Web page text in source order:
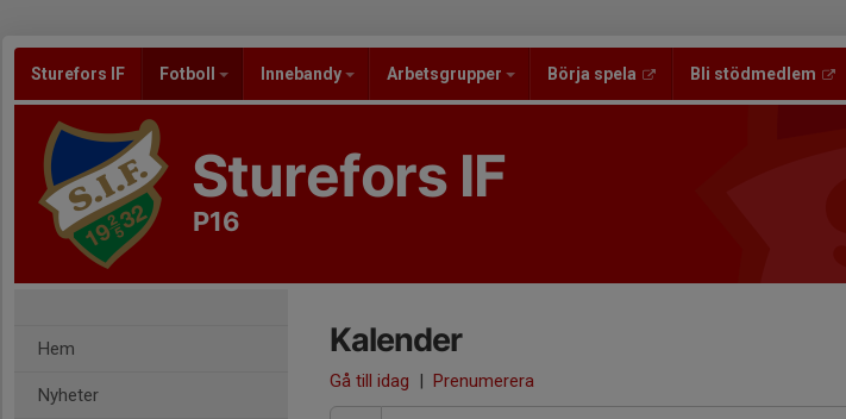
Sturefors IF Fotboll Innebandy Arbetsgrupper Börja spela Bli stödmedlem
Sturefors IF
P16
Hem
Nyheter
Kalender
Gå till idag | Prenumerera